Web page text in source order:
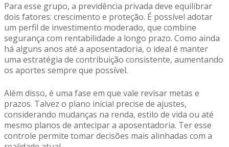
Para esse grupo, a previdência privada deve equilibrar
dois fatores: crescimento e proteção. É possível adotar
um perfil de investimento moderado, que combine
segurança com rentabilidade a longo prazo. Como ainda
há alguns anos até a aposentadoria, o ideal é manter
uma estratégia de contribuição consistente, aumentando
os aportes sempre que possível.
Além disso, é uma fase em que vale revisar metas e
prazos. Talvez o plano inicial precise de ajustes,
considerando mudanças na renda, estilo de vida ou até
mesmo planos de antecipar a aposentadoria. Ter esse
controle permite tomar decisões mais alinhadas com a